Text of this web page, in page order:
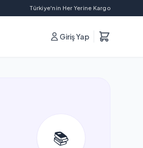
Türkiye'nin Her Yerine Kargo
Giriş Yap
📚